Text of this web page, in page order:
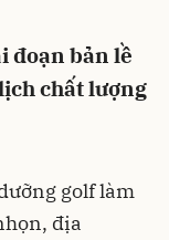
đoạn bản lề
chất lượng
golf làm
địa